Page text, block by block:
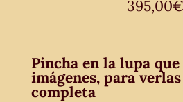
395,00€
Pincha en la lupa
imágenes, para
completa